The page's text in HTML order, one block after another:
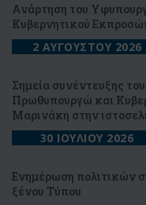
Ανάρτηση του
Κυβερνητικού
2 ΑΥΓΟΥΣΤΟΥ 2026
Σημεία συνέντευξης
Πρωθυπουργώ και
Μαρινάκη στην
30 ΙΟΥΛΙΟΥ 2026
Ενημέρωση πολιτικών
ξένου Τύπου